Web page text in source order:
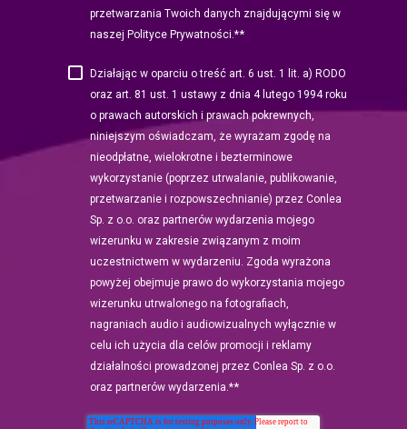
przetwarzania Twoich danych znajdującymi się w
naszej Polityce Prywatności.**
Działając w oparciu o treść art. 6 ust. 1 lit. a) RODO
oraz art. 81 ust. 1 ustawy z dnia 4 lutego 1994 roku
o prawach autorskich i prawach pokrewnych,
niniejszym oświadczam, że wyrażam zgodę na
nieodpłatne, wielokrotne i bezterminowe
wykorzystanie (poprzez utrwalanie, publikowanie,
przetwarzanie i rozpowszechnianie) przez Conlea
Sp. z o.o. oraz partnerów wydarzenia mojego
wizerunku w zakresie związanym z moim
uczestnictwem w wydarzeniu. Zgoda wyrażona
powyżej obejmuje prawo do wykorzystania mojego
wizerunku utrwalonego na fotografiach,
nagraniach audio i audiowizualnych wyłącznie w
celu ich użycia dla celów promocji i reklamy
działalności prowadzonej przez Conlea Sp. z o.o.
oraz partnerów wydarzenia.**